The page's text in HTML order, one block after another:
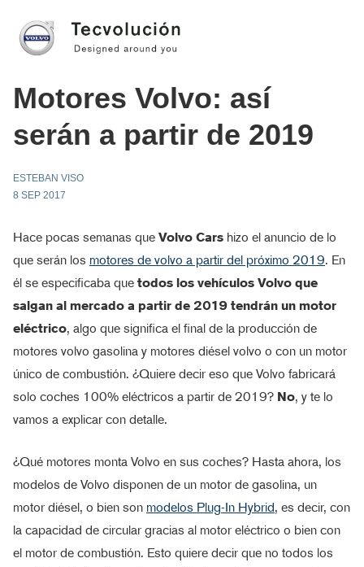
Motores Volvo: así
serán a partir de 2019
ESTEBAN VISO
8 SEP 2017
Hace pocas semanas que Volvo Cars hizo el anuncio de lo
que serán los motores de volvo a partir del próximo 2019. En
él se especificaba que todos los vehículos Volvo que
salgan al mercado a partir de 2019 tendrán un motor
eléctrico, algo que significa el final de la producción de
motores volvo gasolina y motores diésel volvo o con un motor
único de combustión. ¿Quiere decir eso que Volvo fabricará
solo coches 100% eléctricos a partir de 2019? No, y te lo
vamos a explicar con detalle.
¿Qué motores monta Volvo en sus coches? Hasta ahora, los
modelos de Volvo disponen de un motor de gasolina, un
motor diésel, o bien son modelos Plug-In Hybrid, es decir, con
la capacidad de circular gracias al motor eléctrico o bien con
el motor de combustión. Esto quiere decir que no todos los